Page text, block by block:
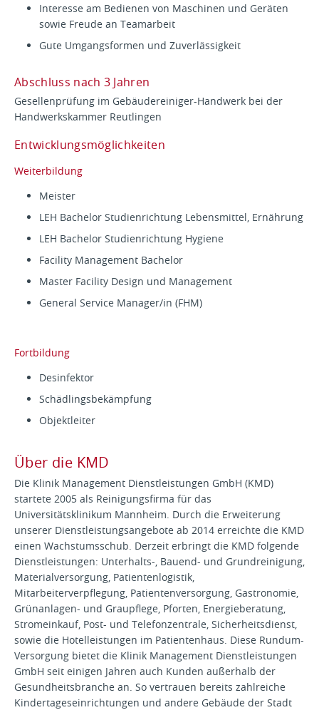
Interesse am Bedienen von Maschinen und Geräten
sowie Freude an Teamarbeit
Gute Umgangsformen und Zuverlässigkeit
Abschluss nach 3 Jahren
Gesellenprüfung im Gebäudereiniger-Handwerk bei der
Handwerkskammer Reutlingen
Entwicklungsmöglichkeiten
Weiterbildung
Meister
LEH Bachelor Studienrichtung Lebensmittel, Ernährung
LEH Bachelor Studienrichtung Hygiene
Facility Management Bachelor
Master Facility Design und Management
General Service Manager/in (FHM)
Fortbildung
Desinfektor
Schädlingsbekämpfung
Objektleiter
Über die KMD
Die Klinik Management Dienstleistungen GmbH (KMD)
startete 2005 als Reinigungsfirma für das
Universitätsklinikum Mannheim. Durch die Erweiterung
unserer Dienstleistungsangebote ab 2014 erreichte die KMD
einen Wachstumsschub. Derzeit erbringt die KMD folgende
Dienstleistungen: Unterhalts-, Bauend- und Grundreinigung,
Materialversorgung, Patientenlogistik,
Mitarbeiterverpflegung, Patientenversorgung, Gastronomie,
Grünanlagen- und Graupflege, Pforten, Energieberatung,
Stromeinkauf, Post- und Telefonzentrale, Sicherheitsdienst,
sowie die Hotelleistungen im Patientenhaus. Diese Rundum-
Versorgung bietet die Klinik Management Dienstleistungen
GmbH seit einigen Jahren auch Kunden außerhalb der
Gesundheitsbranche an. So vertrauen bereits zahlreiche
Kindertageseinrichtungen und andere Gebäude der Stadt